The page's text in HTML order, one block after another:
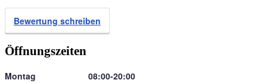
Bewertung schreiben
Öffnungszeiten
Montag
08:00‑20:00